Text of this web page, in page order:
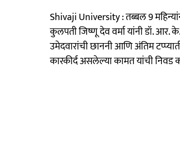
Shivaji University : तब्बल 9
कुलपती जिष्णू देव वर्मा यांनी डॉ. आर.
उमेदवारांची छाननी आणि अंतिम
कारकीर्द असलेल्या कामत यांची